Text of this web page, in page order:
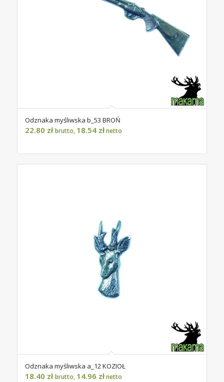
Odznaka myśliwska b_53 BROŃ
22.80 zł brutto, 18.54 złnetto
Odznaka myśliwska a_12 KOZIOŁ
18.40 zł brutto, 14.96 złnetto